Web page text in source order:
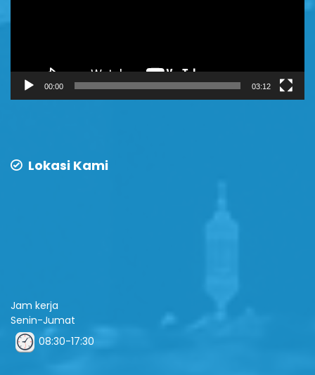
00:00 03:12
Lokasi Kami
Jam kerja
Senin-Jumat
08:30-17:30